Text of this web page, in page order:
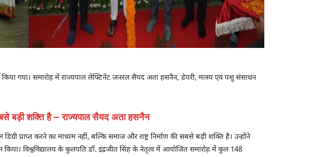
किया गया। समारोह में राज्यपाल लेफ्टिनेंट जनरल सैयद अता हसनैन, डेयरी, मत्स्य एवं पशु संसाधन
बड़ी शक्ति है – राज्यपाल सैयद अता हसनैन
प्राप्त करने का माध्यम नहीं, बल्कि समाज और राष्ट्र निर्माण की सबसे बड़ी शक्ति है। उन्होंने
विश्वविद्यालय के कुलपति डॉ. इंद्रजीत सिंह के नेतृत्व में आयोजित समारोह में कुल 148